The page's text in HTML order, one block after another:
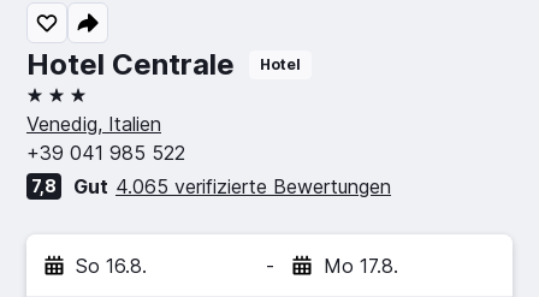
Hotel Centrale Hotel
3 Sterne
Venedig, Italien
+39 041 985 522
7,8 Gut 4.065 verifizierte Bewertungen
So 16.8. - Mo 17.8.